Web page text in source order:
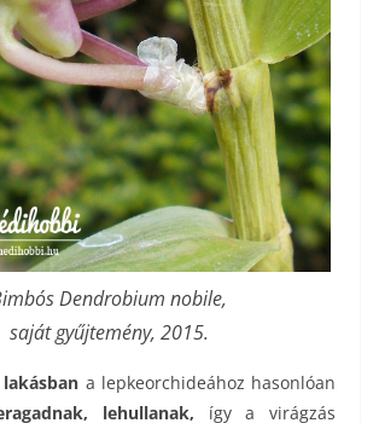
Dendrobium nobile,
saját gyűjtemény, 2015.
a lepkeorchideához hasonlóan
lehullanak, így a virágzás